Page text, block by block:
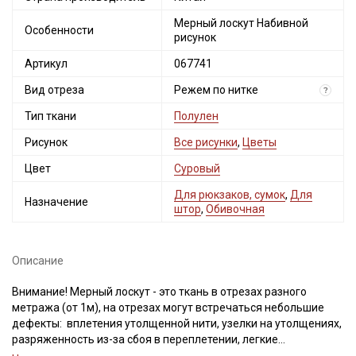
Особенности
Мерный лоскут Набивной
рисунок
Артикул 067741
Вид отреза Режем по нитке ?
Тип ткани Полулен
Рисунок Все рисунки, Цветы
Цвет Суровый
Назначение
Для рюкзаков, сумок, Для
штор, Обивочная
Описание
Внимание! Мерный лоскут - это ткань в отрезах разного
метража (от 1м), на отрезах могут встречаться небольшие
дефекты: вплетения утолщенной нити, узелки на утолщениях,
разряженность из-за сбоя в переплетении, легкие